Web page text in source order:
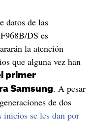
datos de las
DS es
la atención
que alguna vez han
primer
Samsung. A pesar
de dos
inicios se les dan por